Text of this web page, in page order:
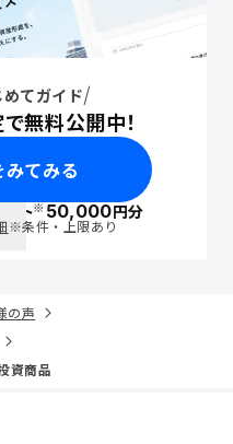
てガイド
無料公開中！
みてみる
ント※50,000円分
※条件・上限あり
の声
資商品